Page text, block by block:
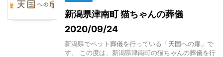
新潟県津南町 猫ちゃんの葬儀
2020/09/24
新潟県でペット葬儀を行っている「天国への扉」で
す。 この度は、新潟県津南町の猫ちゃんの葬儀を行